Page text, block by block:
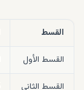
القسط
القسط الأول
القسط الثاني